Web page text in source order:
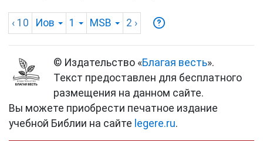
‹ 10 Иов 1 MSB 2 ›
© Издательство «Благая весть».
Текст предоставлен для бесплатного
размещения на данном сайте.
Вы можете приобрести печатное издание
учебной Библии на сайте legere.ru.